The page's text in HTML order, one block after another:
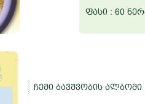
ფასი : 60
ჩემი ბავშვობის ალბომი